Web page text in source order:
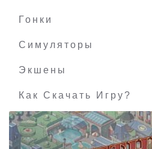
Гонки
Симуляторы
Экшены
Как Скачать Игру?